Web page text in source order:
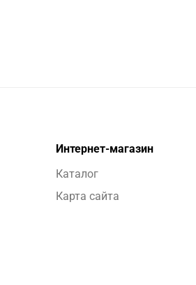
Интернет-магазин
Каталог
Карта сайта